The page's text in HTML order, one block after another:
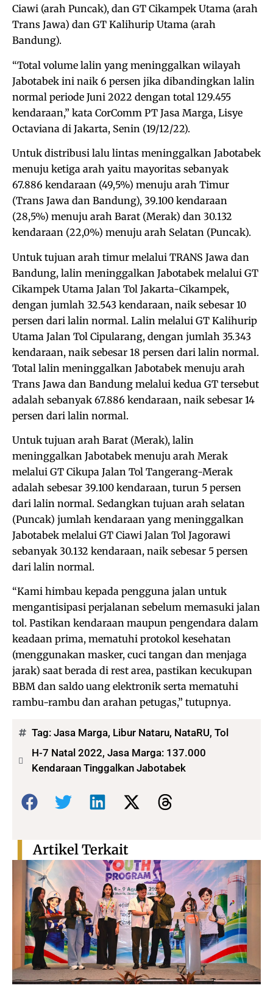
Ciawi (arah Puncak), dan GT Cikampek Utama (arah
Trans Jawa) dan GT Kalihurip Utama (arah
Bandung).
“Total volume lalin yang meninggalkan wilayah
Jabotabek ini naik 6 persen jika dibandingkan lalin
normal periode Juni 2022 dengan total 129.455
kendaraan,” kata CorComm PT Jasa Marga, Lisye
Octaviana di Jakarta, Senin (19/12/22).
Untuk distribusi lalu lintas meninggalkan Jabotabek
menuju ketiga arah yaitu mayoritas sebanyak
67.886 kendaraan (49,5%) menuju arah Timur
(Trans Jawa dan Bandung), 39.100 kendaraan
(28,5%) menuju arah Barat (Merak) dan 30.132
kendaraan (22,0%) menuju arah Selatan (Puncak).
Untuk tujuan arah timur melalui TRANS Jawa dan
Bandung, lalin meninggalkan Jabotabek melalui GT
Cikampek Utama Jalan Tol Jakarta-Cikampek,
dengan jumlah 32.543 kendaraan, naik sebesar 10
persen dari lalin normal. Lalin melalui GT Kalihurip
Utama Jalan Tol Cipularang, dengan jumlah 35.343
kendaraan, naik sebesar 18 persen dari lalin normal.
Total lalin meninggalkan Jabotabek menuju arah
Trans Jawa dan Bandung melalui kedua GT tersebut
adalah sebanyak 67.886 kendaraan, naik sebesar 14
persen dari lalin normal.
Untuk tujuan arah Barat (Merak), lalin
meninggalkan Jabotabek menuju arah Merak
melalui GT Cikupa Jalan Tol Tangerang-Merak
adalah sebesar 39.100 kendaraan, turun 5 persen
dari lalin normal. Sedangkan tujuan arah selatan
(Puncak) jumlah kendaraan yang meninggalkan
Jabotabek melalui GT Ciawi Jalan Tol Jagorawi
sebanyak 30.132 kendaraan, naik sebesar 5 persen
dari lalin normal.
“Kami himbau kepada pengguna jalan untuk
mengantisipasi perjalanan sebelum memasuki jalan
tol. Pastikan kendaraan maupun pengendara dalam
keadaan prima, mematuhi protokol kesehatan
(menggunakan masker, cuci tangan dan menjaga
jarak) saat berada di rest area, pastikan kecukupan
BBM dan saldo uang elektronik serta mematuhi
rambu-rambu dan arahan petugas,” tutupnya.
Tag: Jasa Marga, Libur Nataru, NataRU, Tol
H-7 Natal 2022, Jasa Marga: 137.000
Kendaraan Tinggalkan Jabotabek
Bagikan:
Artikel Terkait